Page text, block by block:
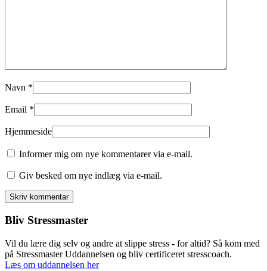
Navn *
Email *
Hjemmeside
Informer mig om nye kommentarer via e-mail.
Giv besked om nye indlæg via e-mail.
Bliv Stressmaster
Vil du lære dig selv og andre at slippe stress - for altid? Så kom med
på Stressmaster Uddannelsen og bliv certificeret stresscoach.
Læs om uddannelsen her